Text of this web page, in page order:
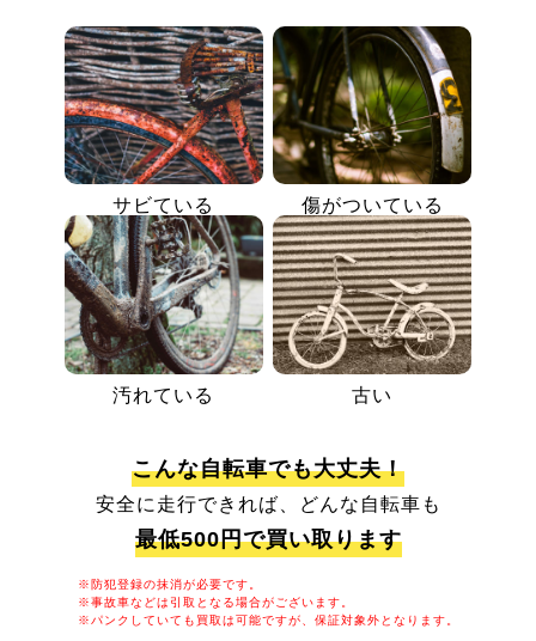
サビている 傷がついている
汚れている 古い
こんな自転車でも大丈夫！
安全に走行できれば、どんな自転車も
最低500円で買い取ります
※防犯登録の抹消が必要です。
※事故車などは引取となる場合がございます。
※パンクしていても買取は可能ですが、保証対象外となります。